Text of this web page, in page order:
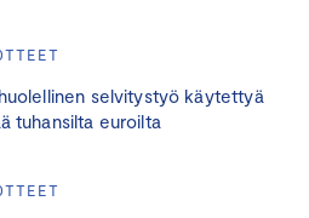
selvitystyö käytettyä
tuhansilta euroilta